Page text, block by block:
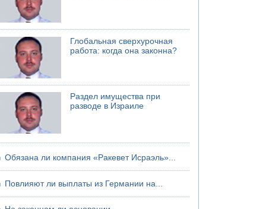
04.08.2026 12:29
обварился супом в Бней-Браке
Глобальная сверхурочная
работа: когда она законна?
Раздел имущества при
разводе в Израиле
Обязана ли компания «Ракевет Исраэль»...
Повлияют ли выплаты из Германии на...